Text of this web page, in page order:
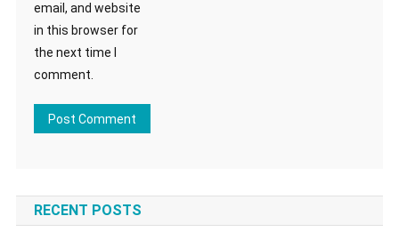
email, and website
in this browser for
the next time I
comment.
RECENT POSTS